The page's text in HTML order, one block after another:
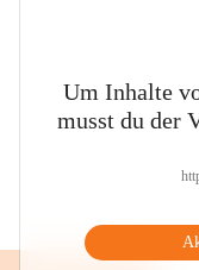
Um Inhalte
musst du der